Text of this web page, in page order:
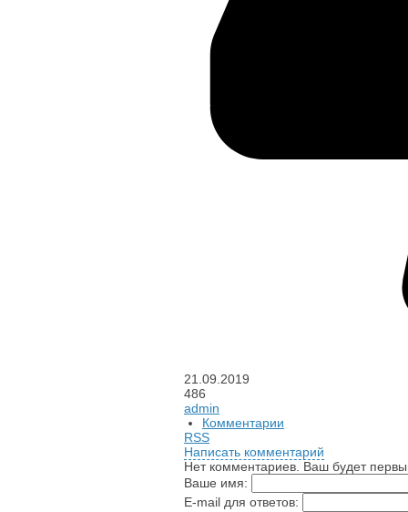
21.09.2019
486
admin
Комментарии
RSS
Написать комментарий
Нет комментариев. Ваш будет
Ваше имя:
E-mail для ответов: